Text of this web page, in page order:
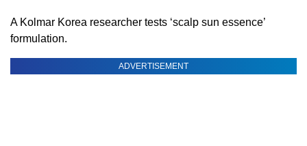
A Kolmar Korea researcher tests ‘scalp sun essence’
formulation.
ADVERTISEMENT